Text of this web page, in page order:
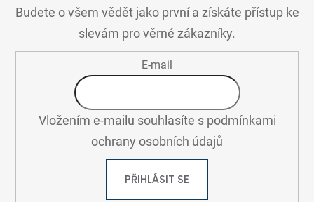
Budete o všem vědět jako první a získáte přístup ke
slevám pro věrné zákazníky.
E-mail
Vložením e-mailu souhlasíte s podmínkami
ochrany osobních údajů
PŘIHLÁSIT SE